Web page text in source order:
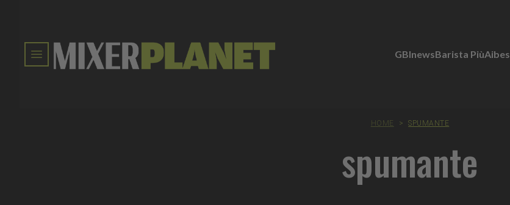
GBInewsBarista PiùAibes
HOME > SPUMANTE
spumante